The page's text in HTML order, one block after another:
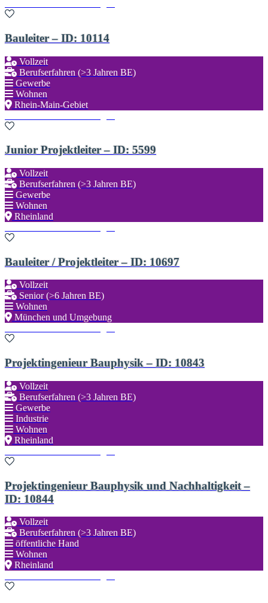
Bauleiter – ID: 10114
Vollzeit
Berufserfahren (>3 Jahren BE)
Gewerbe
Wohnen
Rhein-Main-Gebiet
Junior Projektleiter – ID: 5599
Vollzeit
Berufserfahren (>3 Jahren BE)
Gewerbe
Wohnen
Rheinland
Bauleiter / Projektleiter – ID: 10697
Vollzeit
Senior (>6 Jahren BE)
Wohnen
München und Umgebung
Projektingenieur Bauphysik – ID: 10843
Vollzeit
Berufserfahren (>3 Jahren BE)
Gewerbe
Industrie
Wohnen
Rheinland
Projektingenieur Bauphysik und Nachhaltigkeit –
ID: 10844
Vollzeit
Berufserfahren (>3 Jahren BE)
öffentliche Hand
Wohnen
Rheinland